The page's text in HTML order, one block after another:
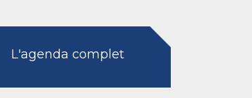
L'agenda complet